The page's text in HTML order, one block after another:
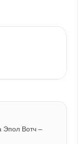
Эпол Вотч –